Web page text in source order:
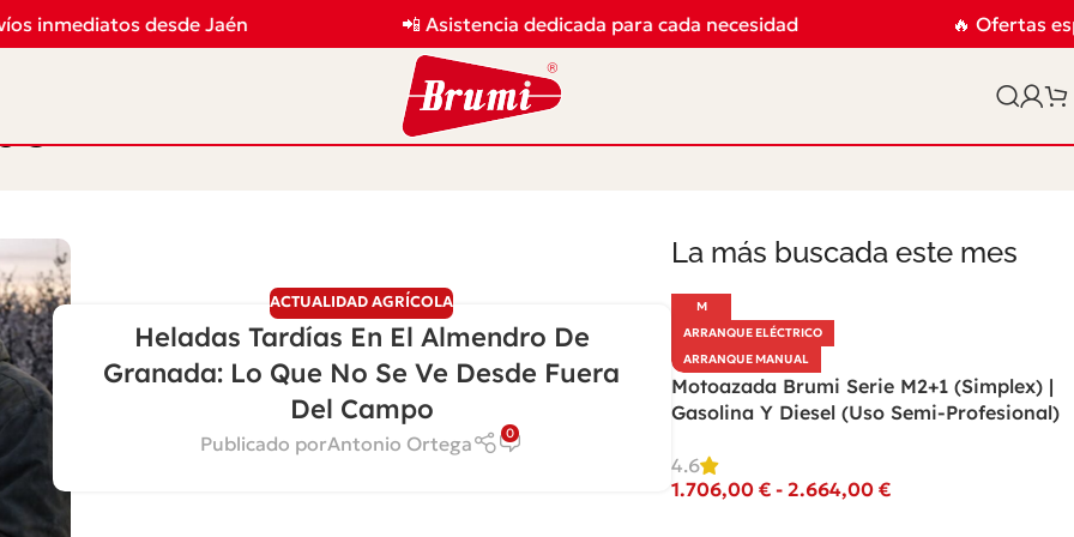
inmediatos desde Jaén 📲 Asistencia dedicada para cada necesidad 🔥 Ofertas
ACTUALIDAD AGRÍCOLA
Heladas Tardías En El Almendro De
Granada: Lo Que No Se Ve Desde Fuera
Del Campo
Publicado porAntonio Ortega 0
La más buscada este mes
M
ARRANQUE ELÉCTRICO
ARRANQUE MANUAL
Motoazada Brumi Serie M2+1 (Simplex) |
Gasolina Y Diesel (Uso Semi-Profesional)
4.6
1.706,00 € - 2.664,00 €